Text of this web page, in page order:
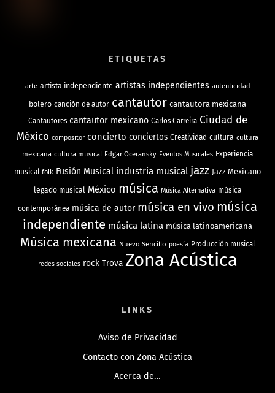
ETIQUETAS
arte artista independiente artistas independientes autenticidad
bolero canción de autor cantautor cantautora mexicana
Cantautores cantautor mexicano Carlos Carreira Ciudad de
México compositor concierto conciertos Creatividad cultura cultura
mexicana cultura musical Edgar Oceransky Eventos Musicales Experiencia
musical folk Fusión Musical industria musical jazz Jazz Mexicano
legado musical México música Música Alternativa música
contemporánea música de autor música en vivo música
independiente música latina música latinoamericana
Música mexicana Nuevo Sencillo poesía Producción musical
redes sociales rock Trova Zona Acústica
LINKS
Aviso de Privacidad
Contacto con Zona Acústica
Acerca de…